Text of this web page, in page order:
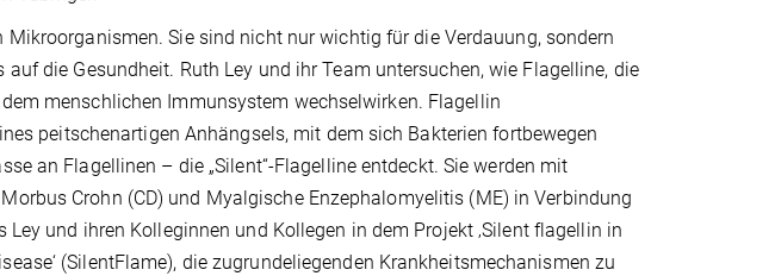
Mikroorganismen. Sie sind nicht nur wichtig für die Verdauung, sondern
die Gesundheit. Ruth Ley und ihr Team untersuchen, wie Flagelline, die
menschlichen Immunsystem wechselwirken. Flagellin
peitschenartigen Anhängsels, mit dem sich Bakterien fortbewegen
an Flagellinen – die „Silent“-Flagelline entdeckt. Sie werden mit
Crohn (CD) und Myalgische Enzephalomyelitis (ME) in Verbindung
Ley und ihren Kolleginnen und Kollegen in dem Projekt ‚Silent flagellin in
(SilentFlame), die zugrundeliegenden Krankheitsmechanismen zu